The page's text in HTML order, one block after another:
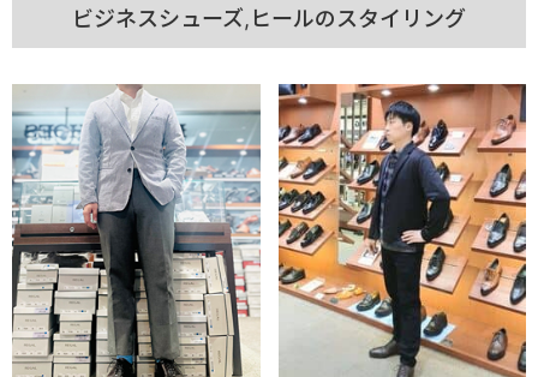
ビジネスシューズ,ヒールのスタイリング